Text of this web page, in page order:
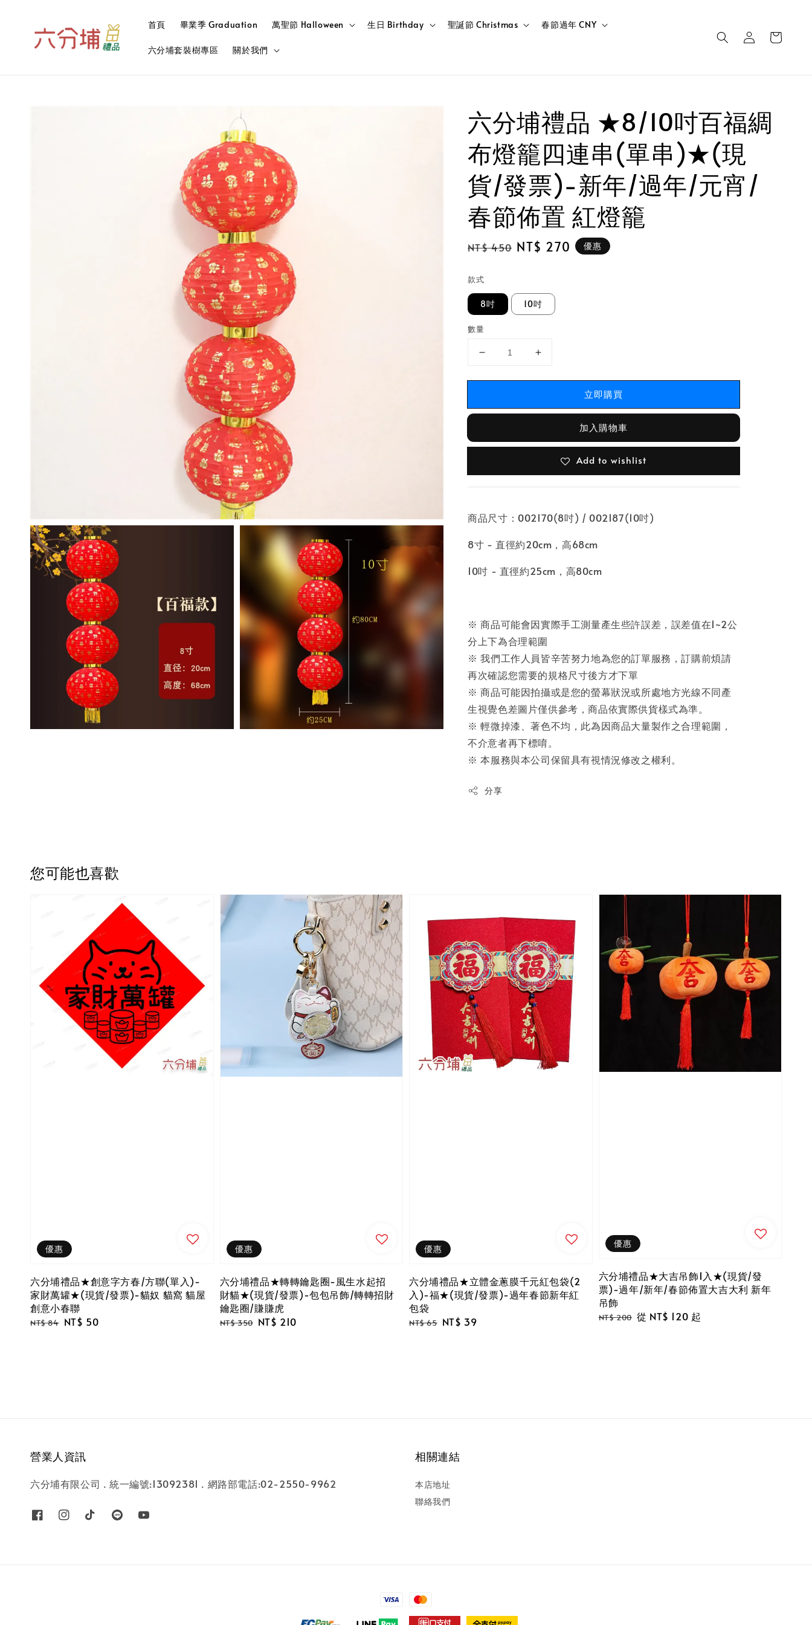
首頁 畢業季 Graduation 萬聖節 Halloween 生日 Birthday 聖誕節 Christmas 春節過年 CNY
六分埔套裝樹專區 關於我們
六分埔禮品 ★8/10吋百福綢
布燈籠四連串(單串)★(現
貨/發票)-新年/過年/元宵/
春節佈置 紅燈籠
Regular
NT$ 450 Sale
NT$ 270 優惠
款式
8吋 10吋
數量
立即購買
加入購物車
Add to wishlist
商品尺寸：002170(8吋) / 002187(10吋)
8寸 - 直徑約20cm，高68cm
10吋 - 直徑約25cm，高80cm
※ 商品可能會因實際手工測量產生些許誤差，誤差值在1~2公
分上下為合理範圍
※ 我們工作人員皆辛苦努力地為您的訂單服務，訂購前煩請
再次確認您需要的規格尺寸後方才下單
※ 商品可能因拍攝或是您的螢幕狀況或所處地方光線不同產
生視覺色差圖片僅供參考，商品依實際供貨樣式為準。
※ 輕微掉漆、著色不均，此為因商品大量製作之合理範圍，
不介意者再下標唷。
※ 本服務與本公司保留具有視情況修改之權利。
分享
您可能也喜歡
優惠
六分埔禮品★創意字方春/方聯(單入)-
家財萬罐★(現貨/發票)-貓奴 貓窩 貓屋
創意小春聯
Regular
NT$ 84 Sale
NT$ 50
優惠
六分埔禮品★轉轉鑰匙圈-風生水起招
財貓★(現貨/發票)-包包吊飾/轉轉招財
鑰匙圈/賺賺虎
Regular
NT$ 350 Sale
NT$ 210
優惠
六分埔禮品★立體金蔥膜千元紅包袋(2
入)-福★(現貨/發票)-過年春節新年紅
包袋
Regular
NT$ 65 Sale
NT$ 39
優惠
六分埔禮品★大吉吊飾1入★(現貨/發
票)-過年/新年/春節佈置大吉大利 新年
吊飾
Regular
NT$ 200 Sale
從 NT$ 120 起
營業人資訊
六分埔有限公司 . 統一編號:13092381 . 網路部電話:02-2550-9962
相關連結
本店地址
聯絡我們